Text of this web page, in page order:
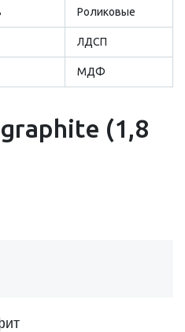
Роликовые
ЛДСП
МДФ
(1,8